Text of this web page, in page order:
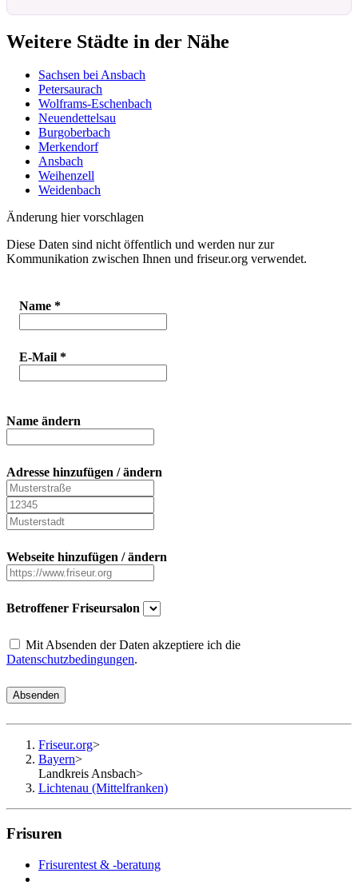
Weitere Städte in der Nähe
Sachsen bei Ansbach
Petersaurach
Wolframs-Eschenbach
Neuendettelsau
Burgoberbach
Merkendorf
Ansbach
Weihenzell
Weidenbach
Änderung hier vorschlagen
Diese Daten sind nicht öffentlich und werden nur zur
Kommunikation zwischen Ihnen und friseur.org verwendet.
Name *
E-Mail *
Name ändern
Adresse hinzufügen / ändern
Webseite hinzufügen / ändern
Betroffener Friseursalon
Mit Absenden der Daten akzeptiere ich die
Datenschutzbedingungen.
Absenden
Friseur.org>
Bayern>
Landkreis Ansbach>
Lichtenau (Mittelfranken)
Frisuren
Frisurentest & -beratung